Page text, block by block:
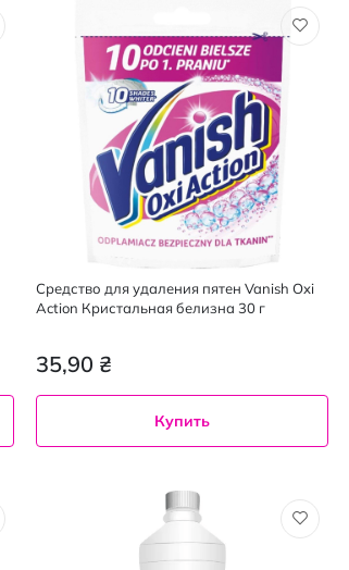
Средство для удаления пятен Vanish Oxi
Action Кристальная белизна 30 г
35,90 ₴
Купить